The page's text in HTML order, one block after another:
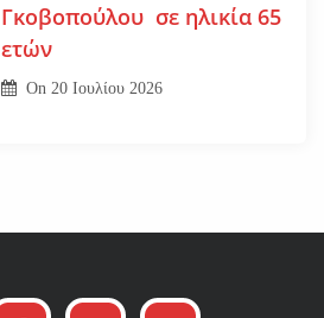
Γκοβοπούλου σε ηλικία 65
ετών
On 20 Ιουλίου 2026